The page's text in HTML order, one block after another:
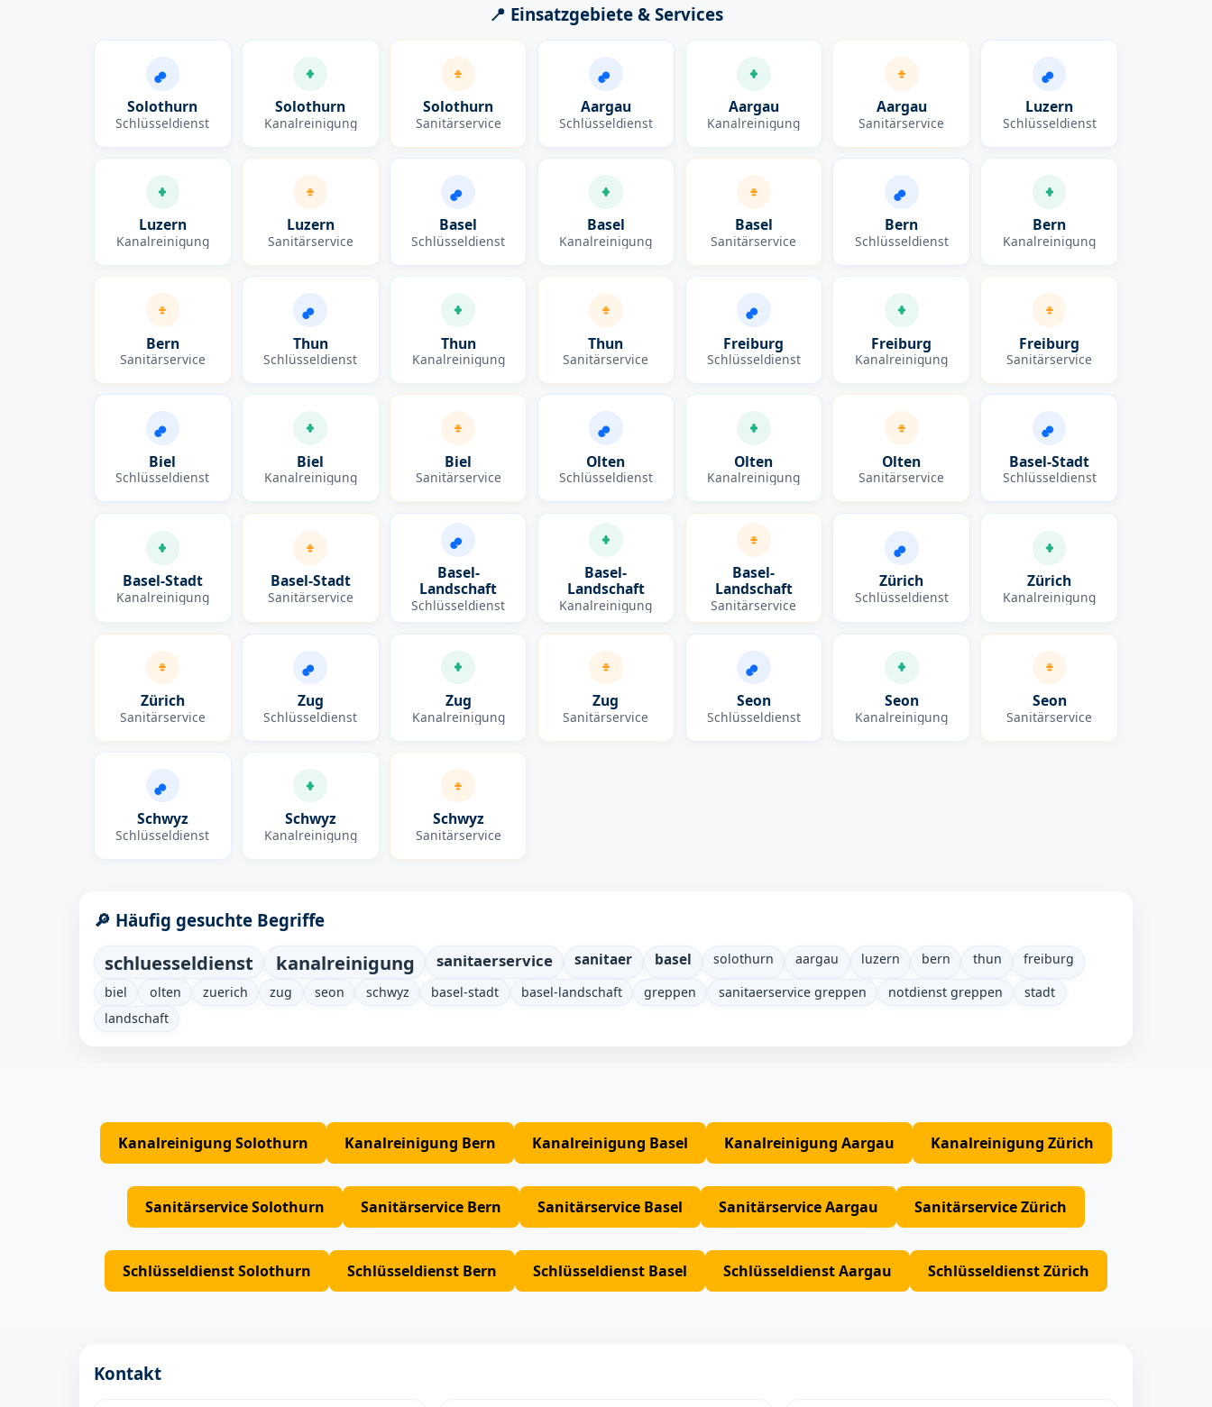
📍 Einsatzgebiete & Services
Solothurn
Schlüsseldienst
Solothurn
Kanalreinigung
Solothurn
Sanitärservice
Aargau
Schlüsseldienst
Aargau
Kanalreinigung
Aargau
Sanitärservice
Luzern
Schlüsseldienst
Luzern
Kanalreinigung
Luzern
Sanitärservice
Basel
Schlüsseldienst
Basel
Kanalreinigung
Basel
Sanitärservice
Bern
Schlüsseldienst
Bern
Kanalreinigung
Bern
Sanitärservice
Thun
Schlüsseldienst
Thun
Kanalreinigung
Thun
Sanitärservice
Freiburg
Schlüsseldienst
Freiburg
Kanalreinigung
Freiburg
Sanitärservice
Biel
Schlüsseldienst
Biel
Kanalreinigung
Biel
Sanitärservice
Olten
Schlüsseldienst
Olten
Kanalreinigung
Olten
Sanitärservice
Basel-Stadt
Schlüsseldienst
Basel-Stadt
Kanalreinigung
Basel-Stadt
Sanitärservice
Basel-
Landschaft
Schlüsseldienst
Basel-
Landschaft
Kanalreinigung
Basel-
Landschaft
Sanitärservice
Zürich
Schlüsseldienst
Zürich
Kanalreinigung
Zürich
Sanitärservice
Zug
Schlüsseldienst
Zug
Kanalreinigung
Zug
Sanitärservice
Seon
Schlüsseldienst
Seon
Kanalreinigung
Seon
Sanitärservice
Schwyz
Schlüsseldienst
Schwyz
Kanalreinigung
Schwyz
Sanitärservice
🔎 Häufig gesuchte Begriffe
schluesseldienst kanalreinigung sanitaerservice sanitaer basel solothurn aargau luzern bern thun
freiburg
biel
olten zuerich zug seon schwyz basel-stadt basel-landschaft greppen sanitaerservice greppen notdienst greppen
stadt
landschaft
Kanalreinigung Solothurn Kanalreinigung Bern Kanalreinigung Basel Kanalreinigung Aargau Kanalreinigung Zürich
Sanitärservice Solothurn Sanitärservice Bern Sanitärservice Basel Sanitärservice Aargau Sanitärservice Zürich
Schlüsseldienst Solothurn Schlüsseldienst Bern Schlüsseldienst Basel Schlüsseldienst Aargau Schlüsseldienst Zürich
Kontakt